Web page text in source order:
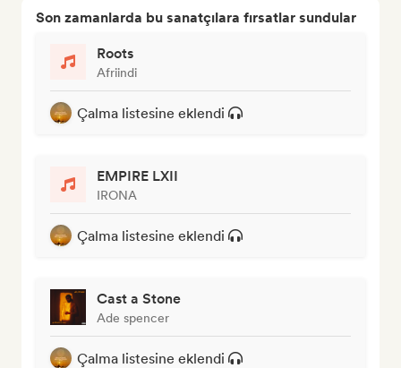
Son zamanlarda bu sanatçılara fırsatlar sundular
Roots
Afriindi
Çalma listesine eklendi
EMPIRE LXII
IRONA
Çalma listesine eklendi
Cast a Stone
Ade spencer
Çalma listesine eklendi